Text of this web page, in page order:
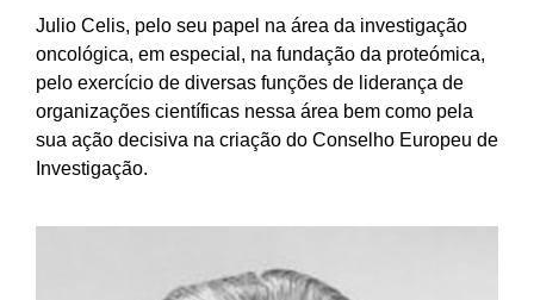
Julio Celis, pelo seu papel na área da investigação
oncológica, em especial, na fundação da proteómica,
pelo exercício de diversas funções de liderança de
organizações científicas nessa área bem como pela
sua ação decisiva na criação do Conselho Europeu de
Investigação.